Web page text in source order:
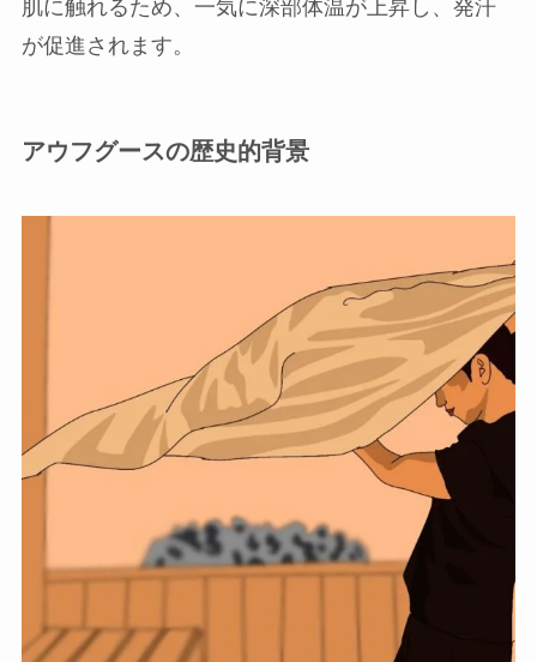
肌に触れるため、一気に深部体温が上昇し、発汗
が促進されます。
アウフグースの歴史的背景